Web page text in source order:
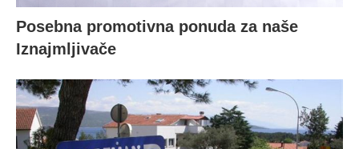
Posebna promotivna ponuda za naše
Iznajmljivače